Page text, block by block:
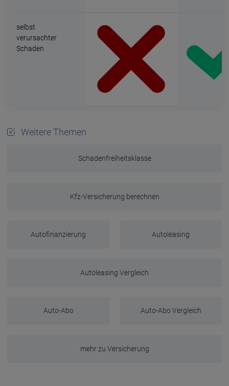
selbst
verursachter
Schaden
Weitere Themen
Schadenfreiheitsklasse
Kfz-Versicherung berechnen
Autofinanzierung Autoleasing
Autoleasing Vergleich
Auto-Abo Auto-Abo Vergleich
mehr zu Versicherung